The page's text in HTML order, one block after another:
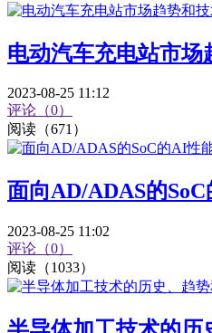
电动汽车充电站市场
2023-08-25 11:12
评论（0）
阅读（671）
面向AD/ADAS的
2023-08-25 11:02
评论（0）
阅读（1033）